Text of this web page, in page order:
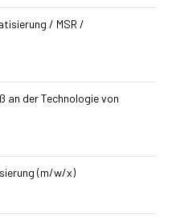
/ MSR /
der Technologie von
(m/w/x)